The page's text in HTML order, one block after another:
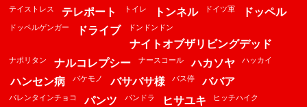
テイストレス テレポート トイレ トンネル ドイツ軍 ドッペル
ドッペルゲンガー ドライブ ドンドンドン
ナイトオブザリビングデッド
ナポリタン ナルコレプシー ナースコール ハカソヤ ハッカイ
ハンセン病 バケモノ バサバサ様 バス停 ババア
バレンタインチョコ パンツ パンドラ ヒサユキ ヒッチハイク